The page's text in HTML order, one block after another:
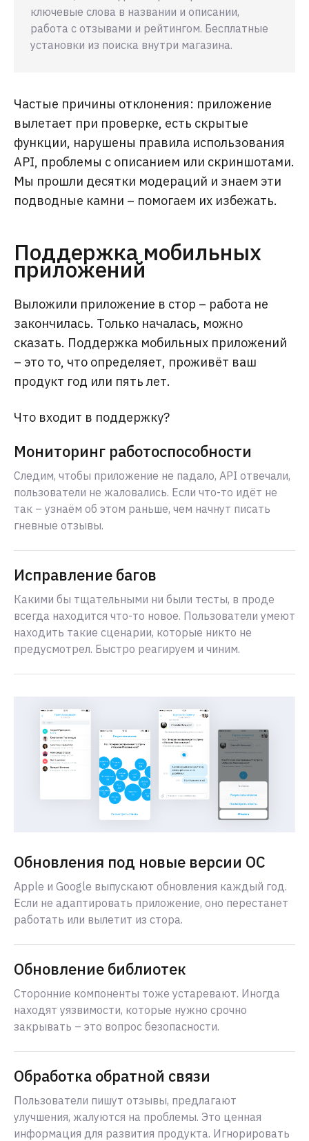
ключевые слова в названии и описании,
работа с отзывами и рейтингом. Бесплатные
установки из поиска внутри магазина.
Частые причины отклонения: приложение
вылетает при проверке, есть скрытые
функции, нарушены правила использования
API, проблемы с описанием или скриншотами.
Мы прошли десятки модераций и знаем эти
подводные камни – помогаем их избежать.
Поддержка мобильных
приложений
Выложили приложение в стор – работа не
закончилась. Только началась, можно
сказать. Поддержка мобильных приложений
– это то, что определяет, проживёт ваш
продукт год или пять лет.
Что входит в поддержку?
Мониторинг работоспособности
Следим, чтобы приложение не падало, API отвечали,
пользователи не жаловались. Если что-то идёт не
так – узнаём об этом раньше, чем начнут писать
гневные отзывы.
Исправление багов
Какими бы тщательными ни были тесты, в проде
всегда находится что-то новое. Пользователи умеют
находить такие сценарии, которые никто не
предусмотрел. Быстро реагируем и чиним.
Обновления под новые версии ОС
Apple и Google выпускают обновления каждый год.
Если не адаптировать приложение, оно перестанет
работать или вылетит из стора.
Обновление библиотек
Сторонние компоненты тоже устаревают. Иногда
находят уязвимости, которые нужно срочно
закрывать – это вопрос безопасности.
Обработка обратной связи
Пользователи пишут отзывы, предлагают
улучшения, жалуются на проблемы. Это ценная
информация для развития продукта. Игнорировать